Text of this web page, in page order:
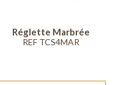
Réglette Marbrée
REF TCS4MAR